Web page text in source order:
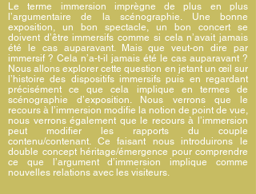
Le terme immersion imprègne de plus en plus
l’argumentaire de la scénographie. Une bonne
exposition, un bon spectacle, un bon concert se
doivent d’être immersifs comme si cela n’avait jamais
été le cas auparavant. Mais que veut-on dire par
immersif ? Cela n’a-t-il jamais été le cas auparavant ?
Nous allons explorer cette question en jetant un œil sur
l’histoire des dispositifs immersifs puis en regardant
précisément ce que cela implique en termes de
scénographie d’exposition. Nous verrons que le
recours à l’immersion modifie la notion de point de vue,
nous verrons également que le recours à l’immersion
peut modifier les rapports du couple
contenu/contenant. Ce faisant nous introduirons le
double concept héritage/émergence pour comprendre
ce que l’argument d’immersion implique comme
nouvelles relations avec les visiteurs.